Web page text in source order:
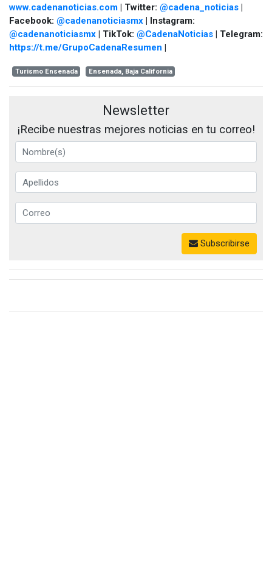
www.cadenanoticias.com | Twitter: @cadena_noticias |
Facebook: @cadenanoticiasmx | Instagram:
@cadenanoticiasmx | TikTok: @CadenaNoticias | Telegram:
https://t.me/GrupoCadenaResumen |
Turismo Ensenada Ensenada, Baja California
Newsletter
¡Recibe nuestras mejores noticias en tu correo!
Subscribirse